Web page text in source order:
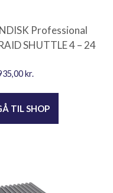
Professional
SHUTTLE 4 – 24
kr.
TIL SHOP